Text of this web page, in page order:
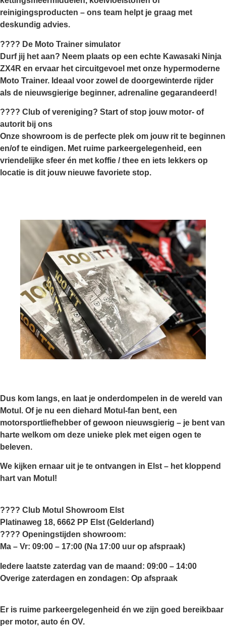
reinigingsproducten – ons team helpt je graag met
deskundig advies.
????️ De Moto Trainer simulator
Durf jij het aan? Neem plaats op een echte Kawasaki Ninja
ZX4R en ervaar het circuitgevoel met onze hypermoderne
Moto Trainer. Ideaal voor zowel de doorgewinterde rijder
als de nieuwsgierige beginner, adrenaline gegarandeerd!
???? Club of vereniging? Start of stop jouw motor- of
autorit bij ons
Onze showroom is de perfecte plek om jouw rit te beginnen
en/of te eindigen. Met ruime parkeergelegenheid, een
vriendelijke sfeer én met koffie / thee en iets lekkers op
locatie is dit jouw nieuwe favoriete stop.
Dus kom langs, en laat je onderdompelen in de wereld van
Motul. Of je nu een diehard Motul-fan bent, een
motorsportliefhebber of gewoon nieuwsgierig – je bent van
harte welkom om deze unieke plek met eigen ogen te
beleven.
We kijken ernaar uit je te ontvangen in Elst – het kloppend
hart van Motul!
???? Club Motul Showroom Elst
Platinaweg 18, 6662 PP Elst (Gelderland)
???? Openingstijden showroom:
Ma – Vr: 09:00 – 17:00 (Na 17:00 uur op afspraak)
Iedere laatste zaterdag van de maand: 09:00 – 14:00
Overige zaterdagen en zondagen: Op afspraak
Er is ruime parkeergelegenheid én we zijn goed bereikbaar
per motor, auto én OV.